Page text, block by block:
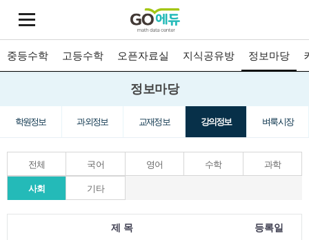
중등수학 고등수학 오픈자료실 지식공유방 정보마당
정보마당
학원정보 과외정보 교재정보 강의정보 벼룩시장
전체 국어 영어 수학 과학
사회 기타
제 목 등록일